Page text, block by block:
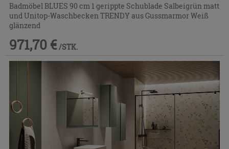
Badmöbel BLUES 90 cm 1 gerippte Schublade Salbeigrün matt
und Unitop-Waschbecken TRENDY aus Gussmarmor Weiß
glänzend
971,70 € /STK.